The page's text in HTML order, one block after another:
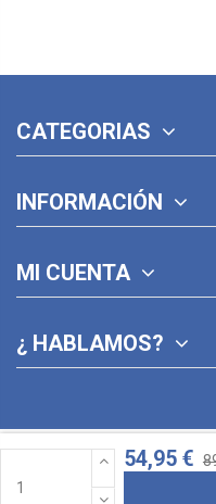
54,95 €
CATEGORIAS
INFORMACIÓN
MI CUENTA
¿ HABLAMOS?